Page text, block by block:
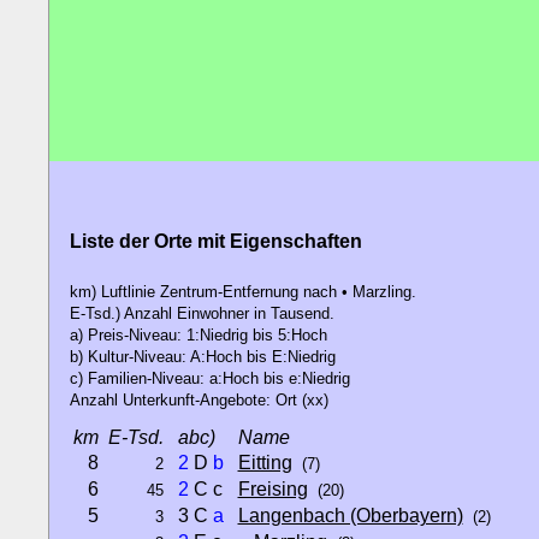
Liste der Orte mit Eigenschaften
km) Luftlinie Zentrum-Entfernung nach • Marzling.
E-Tsd.) Anzahl Einwohner in Tausend.
a) Preis-Niveau: 1:Niedrig bis 5:Hoch
b) Kultur-Niveau: A:Hoch bis E:Niedrig
c) Familien-Niveau: a:Hoch bis e:Niedrig
Anzahl Unterkunft-Angebote: Ort (xx)
km E-Tsd. abc)
Name
8
2 2 D b Eitting (7)
6 45 2 C c Freising (20)
5 3 3 C a Langenbach (Oberbayern) (2)